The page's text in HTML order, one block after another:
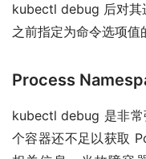
kubectl debug 后对其
之前指定为命令选项值
Process
kubectl debug 是非
个容器还不足以获取